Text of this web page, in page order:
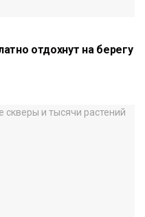
отдохнут на берегу